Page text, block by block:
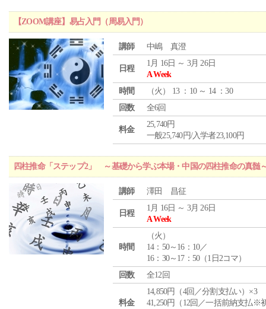
【ZOOM講座】易占入門（周易入門）
講師 中嶋 真澄
日程
1月 16日 ～ 3月 26日
A Week
時間
（火 ） 13 ：10 ～ 14 ：30
回数
全6回
料金
25,740円
一般25,740円/入学者23,100円
四柱推命「ステップ2」 ～基礎から学ぶ本場・中国の四柱推命の真髄
講師 澤田 昌征
日程
1月 16日 ～ 3月 26日
A Week
時間
（火 ）
14：50～16：10／
16：30～17：50（1日2コマ）
回数
全12回
料金
14,850円（4回／分割支払い）×3
41,250円（12回／一括前納支払※